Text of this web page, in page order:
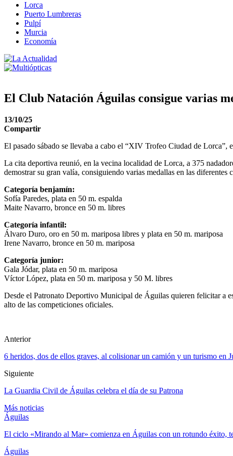
Lorca
Puerto Lumbreras
Pulpí
Murcia
Economía
El Club Natación Águilas consigue varias
13/10/25
Compartir
El pasado sábado se llevaba a cabo el “XIV Trofeo Ciudad de Lorca”,
La cita deportiva reunió, en la vecina localidad de Lorca, a 375
demostrar su gran valía, consiguiendo varias medallas en las diferentes
Categoría benjamín:
Sofía Paredes, plata en 50 m. espalda
Maite Navarro, bronce en 50 m. libres
Categoría infantil:
Álvaro Duro, oro en 50 m. mariposa libres y plata en 50 m. mariposa
Irene Navarro, bronce en 50 m. mariposa
Categoría junior:
Gala Jódar, plata en 50 m. mariposa
Víctor López, plata en 50 m. mariposa y 50 M. libres
Desde el Patronato Deportivo Municipal de Águilas quieren felicitar a
alto de las competiciones oficiales.
Anterior
6 heridos, dos de ellos graves, al colisionar un camión y un turismo en
Siguiente
La Guardia Civil de Águilas celebra el día de su Patrona
Más noticias
Águilas
El ciclo «Mirando al Mar» comienza en Águilas con un rotundo éxito,
Águilas